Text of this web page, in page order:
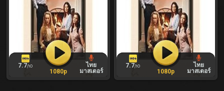
7.7/10
ไทย
มาสเตอร์
1080p
7.7/10
ไทย
มาสเตอร์
1080p